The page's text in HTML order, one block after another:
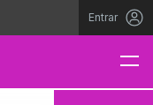
Entrar